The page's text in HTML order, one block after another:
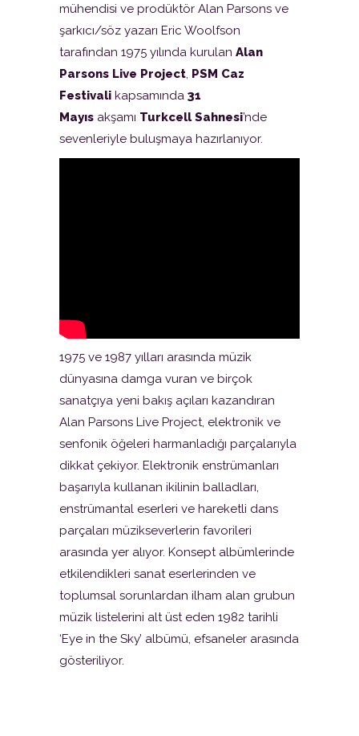
mühendisi ve prodüktör Alan Parsons ve
şarkıcı/söz yazarı Eric Woolfson
tarafından 1975 yılında kurulan Alan
Parsons Live Project, PSM Caz
Festivali kapsamında 31
Mayıs akşamı Turkcell Sahnesi’nde
sevenleriyle buluşmaya hazırlanıyor.
1975 ve 1987 yılları arasında müzik
dünyasına damga vuran ve birçok
sanatçıya yeni bakış açıları kazandıran
Alan Parsons Live Project, elektronik ve
senfonik öğeleri harmanladığı parçalarıyla
dikkat çekiyor. Elektronik enstrümanları
başarıyla kullanan ikilinin balladları,
enstrümantal eserleri ve hareketli dans
parçaları müzikseverlerin favorileri
arasında yer alıyor. Konsept albümlerinde
etkilendikleri sanat eserlerinden ve
toplumsal sorunlardan ilham alan grubun
müzik listelerini alt üst eden 1982 tarihli
‘Eye in the Sky’ albümü, efsaneler arasında
gösteriliyor.